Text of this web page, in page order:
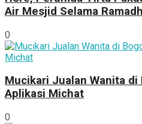
Air Mesjid Selama
0
Mucikari Jualan Wanita di
Aplikasi Michat
0